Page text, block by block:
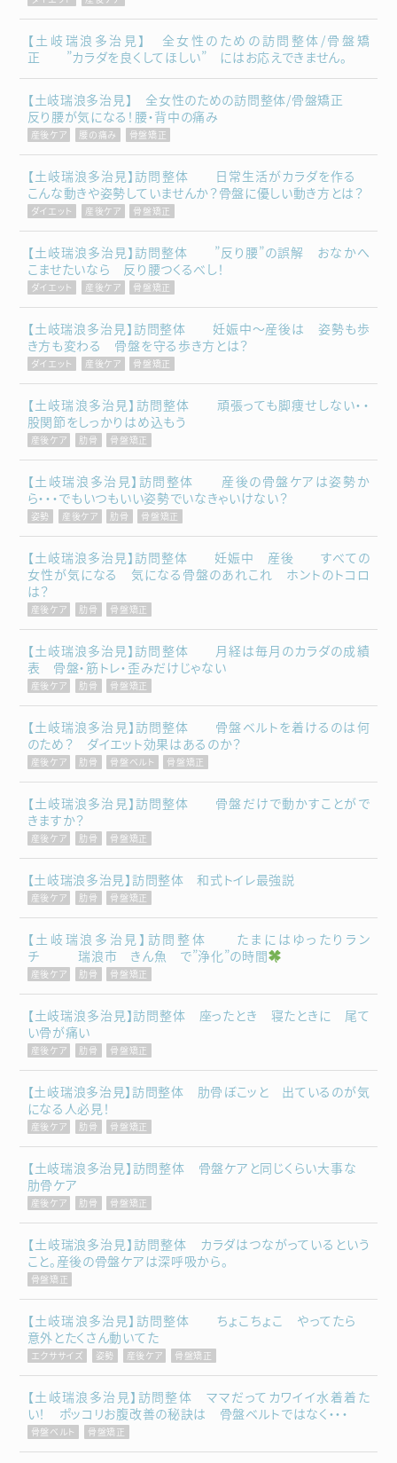
【土岐瑞浪多治見】 全女性のための訪問整体/骨盤矯
正 ”カラダを良くしてほしい” にはお応えできません。
【土岐瑞浪多治見】 全女性のための訪問整体/骨盤矯正
反り腰が気になる！腰・背中の痛み
産後ケア 腰の痛み 骨盤矯正
【土岐瑞浪多治見】訪問整体 日常生活がカラダを作る
こんな動きや姿勢していませんか？骨盤に優しい動き方とは？
ダイエット 産後ケア 骨盤矯正
【土岐瑞浪多治見】訪問整体 ”反り腰”の誤解 おなかへ
こませたいなら 反り腰つくるべし！
ダイエット 産後ケア 骨盤矯正
【土岐瑞浪多治見】訪問整体 妊娠中～産後は 姿勢も歩
き方も変わる 骨盤を守る歩き方とは？
ダイエット 産後ケア 骨盤矯正
【土岐瑞浪多治見】訪問整体 頑張っても脚痩せしない・・
股関節をしっかりはめ込もう
産後ケア 肋骨 骨盤矯正
【土岐瑞浪多治見】訪問整体 産後の骨盤ケアは姿勢か
ら・・・でもいつもいい姿勢でいなきゃいけない？
姿勢 産後ケア 肋骨 骨盤矯正
【土岐瑞浪多治見】訪問整体 妊娠中 産後 すべての
女性が気になる 気になる骨盤のあれこれ ホントのトコロ
は？
産後ケア 肋骨 骨盤矯正
【土岐瑞浪多治見】訪問整体 月経は毎月のカラダの成績
表 骨盤・筋トレ・歪みだけじゃない
産後ケア 肋骨 骨盤矯正
【土岐瑞浪多治見】訪問整体 骨盤ベルトを着けるのは何
のため？ ダイエット効果はあるのか？
産後ケア 肋骨 骨盤ベルト 骨盤矯正
【土岐瑞浪多治見】訪問整体 骨盤だけで動かすことがで
きますか？
産後ケア 肋骨 骨盤矯正
【土岐瑞浪多治見】訪問整体 和式トイレ最強説
産後ケア 肋骨 骨盤矯正
【土岐瑞浪多治見】訪問整体 たまにはゆったりラン
チ 瑞浪市 きん魚 で”浄化”の時間
産後ケア 肋骨 骨盤矯正
【土岐瑞浪多治見】訪問整体 座ったとき 寝たときに 尾て
い骨が痛い
産後ケア 肋骨 骨盤矯正
【土岐瑞浪多治見】訪問整体 肋骨ぼこッと 出ているのが気
になる人必見！
産後ケア 肋骨 骨盤矯正
【土岐瑞浪多治見】訪問整体 骨盤ケアと同じくらい大事な
肋骨ケア
産後ケア 肋骨 骨盤矯正
【土岐瑞浪多治見】訪問整体 カラダはつながっているという
こと。産後の骨盤ケアは深呼吸から。
骨盤矯正
【土岐瑞浪多治見】訪問整体 ちょこちょこ やってたら
意外とたくさん動いてた
エクササイズ 姿勢 産後ケア 骨盤矯正
【土岐瑞浪多治見】訪問整体 ママだってカワイイ水着着た
い！ ポッコリお腹改善の秘訣は 骨盤ベルトではなく・・・
骨盤ベルト 骨盤矯正